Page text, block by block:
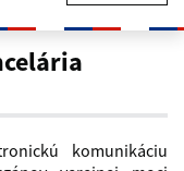
komunikáciu